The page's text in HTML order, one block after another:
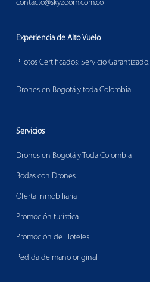
contacto@skyzoom.com.co
Experiencia de Alto Vuelo
Pilotos Certificados: Servicio Garantizado.
Drones en Bogotá y toda Colombia
Servicios
Drones en Bogotá y Toda Colombia
Bodas con Drones
Oferta Inmobiliaria
Promoción turística
Promoción de Hoteles
Pedida de mano original